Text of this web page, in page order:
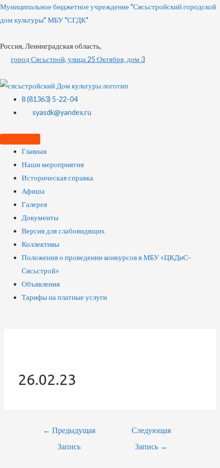
Муниципальное бюджетное учреждение "Сясьстройский городской
дом культуры" МБУ "СГДК"
Россия, Ленинградская область,
город Сясьстрой, улица 25 Октября, дом 3
8 (81363) 5-22-04
syasdk@yandex.ru
Главная
Наши мероприятия
Историческая справка
Афиша
Галерея
Документы
Версия для слабовидящих
Коллективы
Положения о проведении конкурсов в МБУ «ЦКДиС-
Сясьстрой»
Объявления
Тарифы на платные услуги
26.02.23
Навигация
← Предыдущая
Запись
Следующая
Запись →